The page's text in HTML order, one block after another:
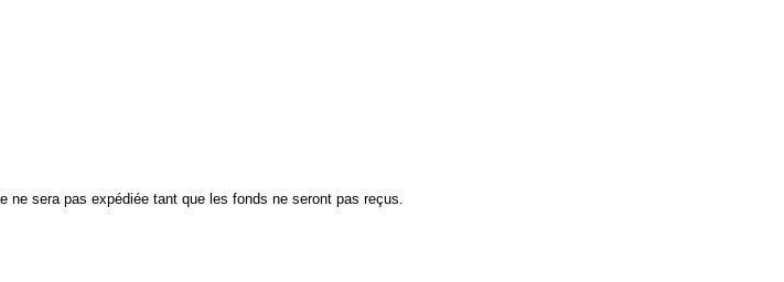
sera pas expédiée tant que les fonds ne seront pas reçus.